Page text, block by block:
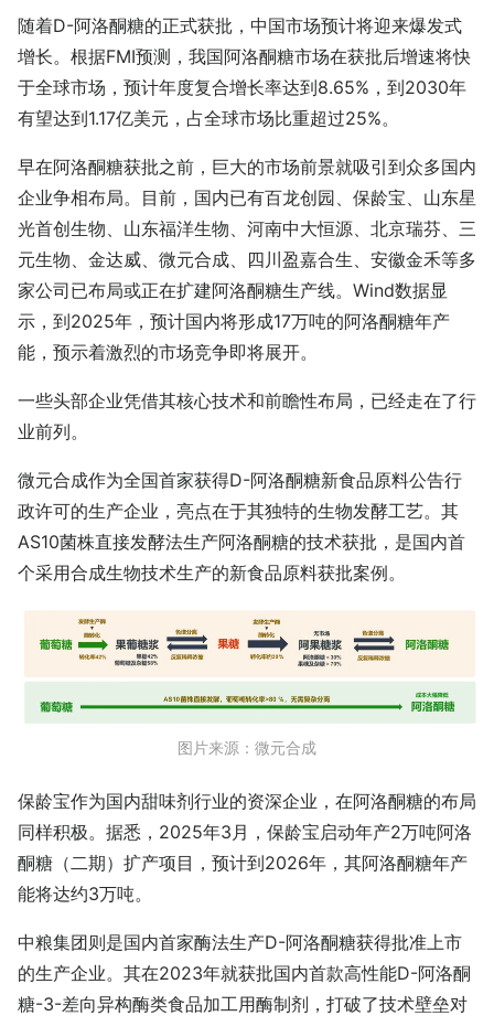
随着D-阿洛酮糖的正式获批，中国市场预计将迎来爆发式
增长。根据FMI预测，我国阿洛酮糖市场在获批后增速将快
于全球市场，预计年度复合增长率达到8.65%，到2030年
有望达到1.17亿美元，占全球市场比重超过25%。
早在阿洛酮糖获批之前，巨大的市场前景就吸引到众多国内
企业争相布局。目前，国内已有百龙创园、保龄宝、山东星
光首创生物、山东福洋生物、河南中大恒源、北京瑞芬、三
元生物、金达威、微元合成、四川盈嘉合生、安徽金禾等多
家公司已布局或正在扩建阿洛酮糖生产线。Wind数据显
示，到2025年，预计国内将形成17万吨的阿洛酮糖年产
能，预示着激烈的市场竞争即将展开。
一些头部企业凭借其核心技术和前瞻性布局，已经走在了行
业前列。
微元合成作为全国首家获得D-阿洛酮糖新食品原料公告行
政许可的生产企业，亮点在于其独特的生物发酵工艺。其
AS10菌株直接发酵法生产阿洛酮糖的技术获批，是国内首
个采用合成生物技术生产的新食品原料获批案例。
图片来源：微元合成
保龄宝作为国内甜味剂行业的资深企业，在阿洛酮糖的布局
同样积极。据悉，2025年3月，保龄宝启动年产2万吨阿洛
酮糖（二期）扩产项目，预计到2026年，其阿洛酮糖年产
能将达约3万吨。
中粮集团则是国内首家酶法生产D-阿洛酮糖获得批准上市
的生产企业。其在2023年就获批国内首款高性能D-阿洛酮
糖-3-差向异构酶类食品加工用酶制剂，打破了技术壁垒对